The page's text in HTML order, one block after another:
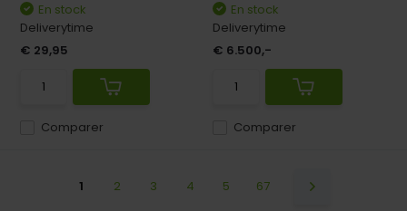
Comparer
En stock
Deliverytime
€ 29,95
Comparer
En stock
Deliverytime
€ 6.500,-
1 2 3 4 5 67